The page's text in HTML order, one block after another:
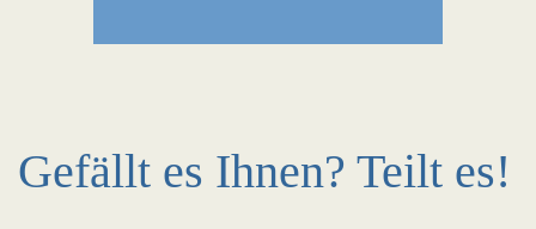
Gefällt es Ihnen? Teilt es!